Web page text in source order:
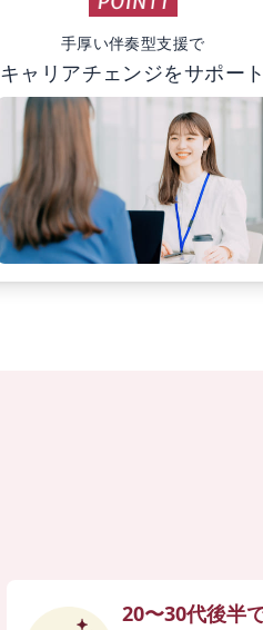
手厚い伴奏型支援で
キャリアチェンジをサポー
20〜30代後半